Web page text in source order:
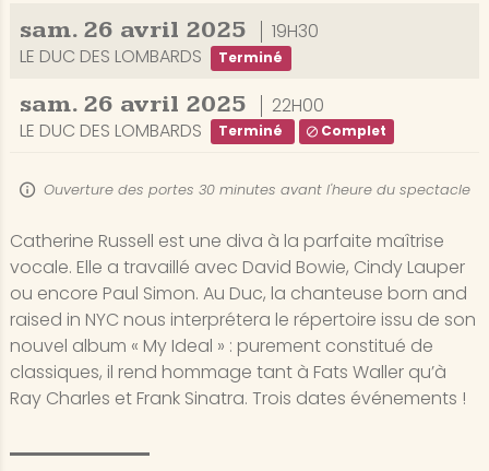
sam. 26 avril 2025
19H30
LE DUC DES LOMBARDS
Terminé
sam. 26 avril 2025
22H00
LE DUC DES LOMBARDS
Terminé Complet
Ouverture des portes 30 minutes avant l'heure du spectacle
Catherine Russell est une diva à la parfaite maîtrise
vocale. Elle a travaillé avec David Bowie, Cindy Lauper
ou encore Paul Simon. Au Duc, la chanteuse born and
raised in NYC nous interprétera le répertoire issu de son
nouvel album « My Ideal » : purement constitué de
classiques, il rend hommage tant à Fats Waller qu’à
Ray Charles et Frank Sinatra. Trois dates événements !